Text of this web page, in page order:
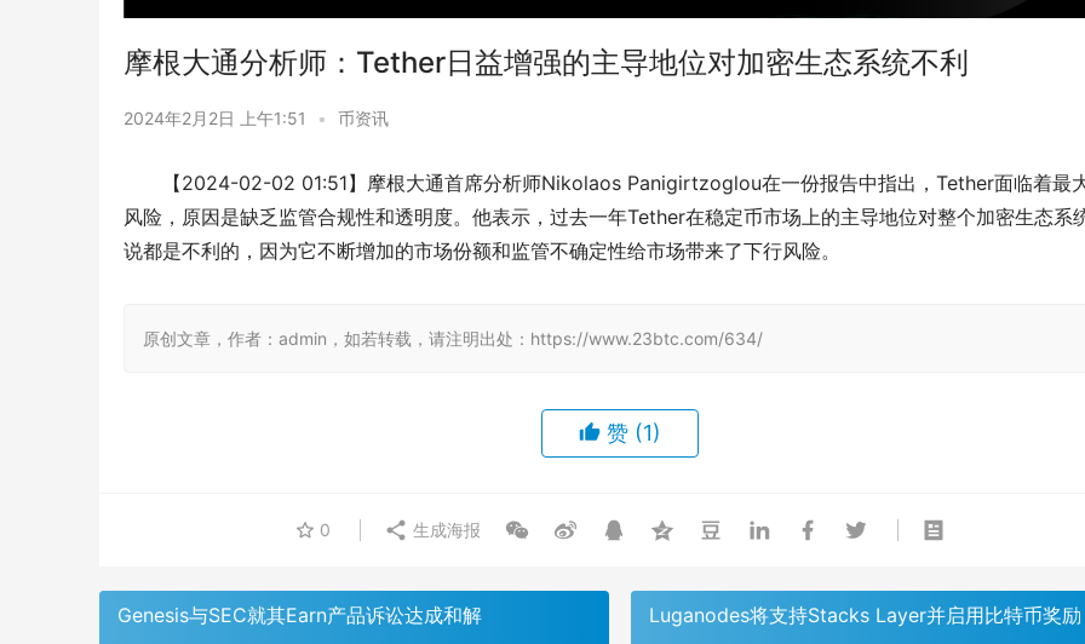
摩根大通分析师：Tether日益增强的主导地位对加密生态系统不利
2024年2月2日 上午1:51 • 币资讯
【2024-02-02 01:51】摩根大通首席分析师Nikolaos Panigirtzoglou在一份报告中指出，Tether面临着最
风险，原因是缺乏监管合规性和透明度。他表示，过去一年Tether在稳定币市场上的主导地位对整个加密生态系
说都是不利的，因为它不断增加的市场份额和监管不确定性给市场带来了下行风险。
原创文章，作者：admin，如若转载，请注明出处：https://www.23btc.com/634/
赞 (1)
0 生成海报
Genesis与SEC就其Earn产品诉讼达成和解 Luganodes将支持Stacks Layer并启用比特币奖励